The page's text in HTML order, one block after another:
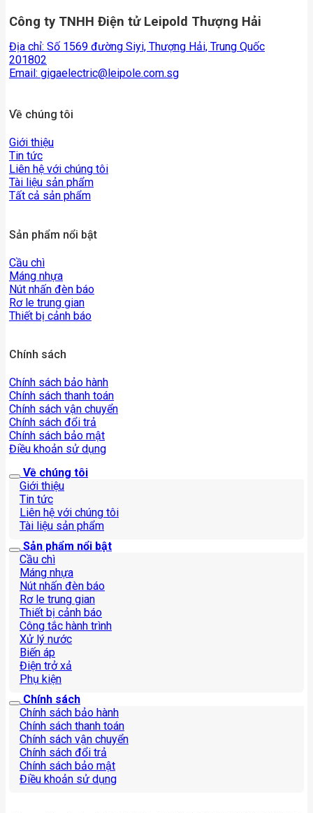
Công ty TNHH Điện tử Leipold Thượng Hải
Địa chỉ: Số 1569 đường Siyi, Thượng Hải, Trung Quốc
201802
Email: gigaelectric@leipole.com.sg
Về chúng tôi
Giới thiệu
Tin tức
Liên hệ với chúng tôi
Tài liệu sản phẩm
Tất cả sản phẩm
Sản phẩm nổi bật
Cầu chì
Máng nhựa
Nút nhấn đèn báo
Rơ le trung gian
Thiết bị cảnh báo
Chính sách
Chính sách bảo hành
Chính sách thanh toán
Chính sách vận chuyển
Chính sách đổi trả
Chính sách bảo mật
Điều khoản sử dụng
Về chúng tôi
Giới thiệu
Tin tức
Liên hệ với chúng tôi
Tài liệu sản phẩm
Sản phẩm nổi bật
Cầu chì
Máng nhựa
Nút nhấn đèn báo
Rơ le trung gian
Thiết bị cảnh báo
Công tắc hành trình
Xử lý nước
Biến áp
Điện trở xả
Phụ kiện
Chính sách
Chính sách bảo hành
Chính sách thanh toán
Chính sách vận chuyển
Chính sách đổi trả
Chính sách bảo mật
Điều khoản sử dụng